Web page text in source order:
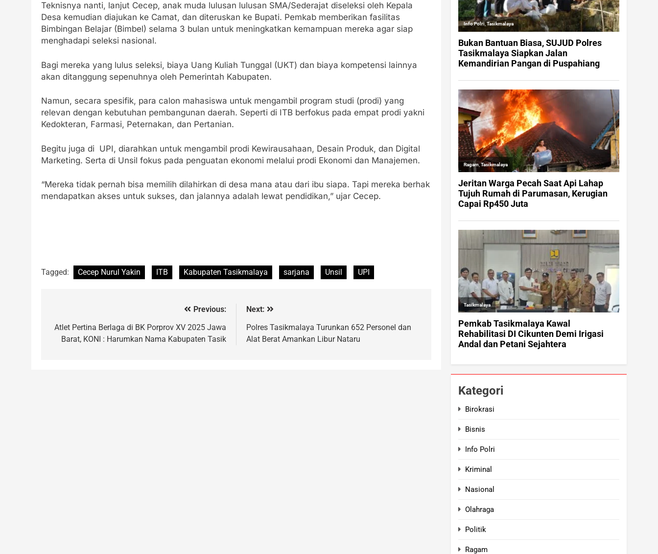
Teknisnya nanti, lanjut Cecep, anak muda lulusan lulusan SMA/Sederajat diseleksi oleh Kepala
Desa kemudian diajukan ke Camat, dan diteruskan ke Bupati. Pemkab memberikan fasilitas
Bimbingan Belajar (Bimbel) selama 3 bulan untuk meningkatkan kemampuan mereka agar siap
menghadapi seleksi nasional.
Bagi mereka yang lulus seleksi, biaya Uang Kuliah Tunggal (UKT) dan biaya kompetensi lainnya
akan ditanggung sepenuhnya oleh Pemerintah Kabupaten.
Namun, secara spesifik, para calon mahasiswa untuk mengambil program studi (prodi) yang
relevan dengan kebutuhan pembangunan daerah. Seperti di ITB berfokus pada empat prodi yakni
Kedokteran, Farmasi, Peternakan, dan Pertanian.
Begitu juga di UPI, diarahkan untuk mengambil prodi Kewirausahaan, Desain Produk, dan Digital
Marketing. Serta di Unsil fokus pada penguatan ekonomi melalui prodi Ekonomi dan Manajemen.
“Mereka tidak pernah bisa memilih dilahirkan di desa mana atau dari ibu siapa. Tapi mereka berhak
mendapatkan akses untuk sukses, dan jalannya adalah lewat pendidikan,” ujar Cecep.
Tagged: Cecep Nurul Yakin ITB Kabupaten Tasikmalaya sarjana Unsil UPI
Previous:
Atlet Pertina Berlaga di BK Porprov XV 2025 Jawa
Barat, KONI : Harumkan Nama Kabupaten Tasik
Next:
Polres Tasikmalaya Turunkan 652 Personel dan
Alat Berat Amankan Libur Nataru
Kategori
Birokrasi
Bisnis
Info Polri
Kriminal
Nasional
Olahraga
Politik
Ragam